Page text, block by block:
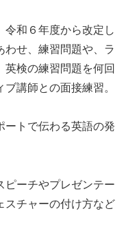
令和６年度から改定し
わせ、練習問題や、ラ
英検の練習問題を何回
講師との面接練習。
ートで伝わる英語の発
ピーチやプレゼンテー
スチャーの付け方など